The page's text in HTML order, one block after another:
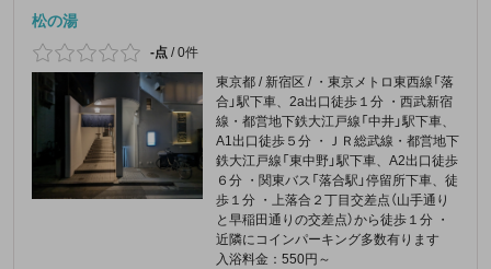
松の湯
-点 /0件
東京都 / 新宿区 / ・東京メトロ東西線「落
合」駅下車、2a出口徒歩１分 ・西武新宿
線・都営地下鉄大江戸線「中井」駅下車、
A1出口徒歩５分 ・ＪＲ総武線・都営地下
鉄大江戸線「東中野」駅下車、A2出口徒歩
６分 ・関東バス「落合駅」停留所下車、徒
歩１分 ・上落合２丁目交差点（山手通り
と早稲田通りの交差点）から徒歩１分 ・
近隣にコインパーキング多数有ります
入浴料金：550円～